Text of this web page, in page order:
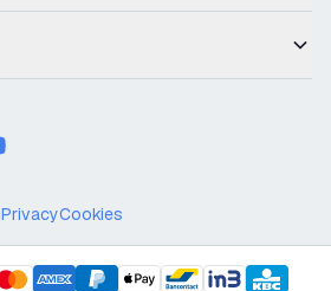
PrivacyCookies